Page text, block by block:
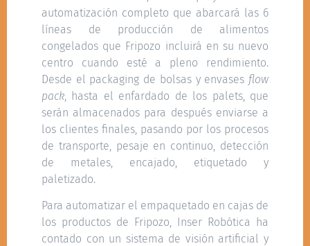
automatización completo que abarcará las 6
líneas de producción de alimentos
congelados que Fripozo incluirá en su nuevo
centro cuando esté a pleno rendimiento.
Desde el packaging de bolsas y envases flow
pack , hasta el enfardado de los palets, que
serán almacenados para después enviarse a
los clientes finales, pasando por los procesos
de transporte, pesaje en continuo, detección
de metales, encajado, etiquetado y
paletizado.
Para automatizar el empaquetado en cajas de
los productos de Fripozo, Inser Robótica ha
contado con un sistema de visión artificial y